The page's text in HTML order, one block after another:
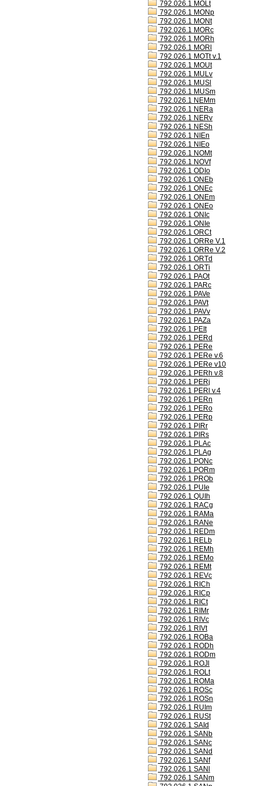
792.026.1 MOLt
792.026.1 MONp
792.026.1 MONt
792.026.1 MORc
792.026.1 MORh
792.026.1 MORl
792.026.1 MOTt v.1
792.026.1 MOUt
792.026.1 MULv
792.026.1 MUSl
792.026.1 MUSm
792.026.1 NEMm
792.026.1 NERa
792.026.1 NERv
792.026.1 NESh
792.026.1 NIEn
792.026.1 NIEo
792.026.1 NOMt
792.026.1 NOVf
792.026.1 ODIo
792.026.1 ONEb
792.026.1 ONEc
792.026.1 ONEm
792.026.1 ONEo
792.026.1 ONIc
792.026.1 ONIe
792.026.1 ORCt
792.026.1 ORRe V.1
792.026.1 ORRe V.2
792.026.1 ORTd
792.026.1 ORTi
792.026.1 PAOt
792.026.1 PARc
792.026.1 PAVe
792.026.1 PAVt
792.026.1 PAVv
792.026.1 PAZa
792.026.1 PEIt
792.026.1 PERd
792.026.1 PERe
792.026.1 PERe v.6
792.026.1 PERe v10
792.026.1 PERh v.8
792.026.1 PERj
792.026.1 PERl v.4
792.026.1 PERn
792.026.1 PERo
792.026.1 PERp
792.026.1 PIRr
792.026.1 PIRs
792.026.1 PLAc
792.026.1 PLAg
792.026.1 PONc
792.026.1 PORm
792.026.1 PROb
792.026.1 PUIe
792.026.1 QUIh
792.026.1 RACg
792.026.1 RAMa
792.026.1 RANe
792.026.1 REDm
792.026.1 RELb
792.026.1 REMh
792.026.1 REMo
792.026.1 REMt
792.026.1 REVc
792.026.1 RICh
792.026.1 RICp
792.026.1 RICt
792.026.1 RIMr
792.026.1 RIVc
792.026.1 RIVt
792.026.1 ROBa
792.026.1 RODh
792.026.1 RODm
792.026.1 ROJl
792.026.1 ROLt
792.026.1 ROMa
792.026.1 ROSc
792.026.1 ROSn
792.026.1 RUIm
792.026.1 RUSt
792.026.1 SAId
792.026.1 SANb
792.026.1 SANc
792.026.1 SANd
792.026.1 SANf
792.026.1 SANl
792.026.1 SANm